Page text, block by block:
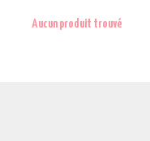
Aucun produit trouvé